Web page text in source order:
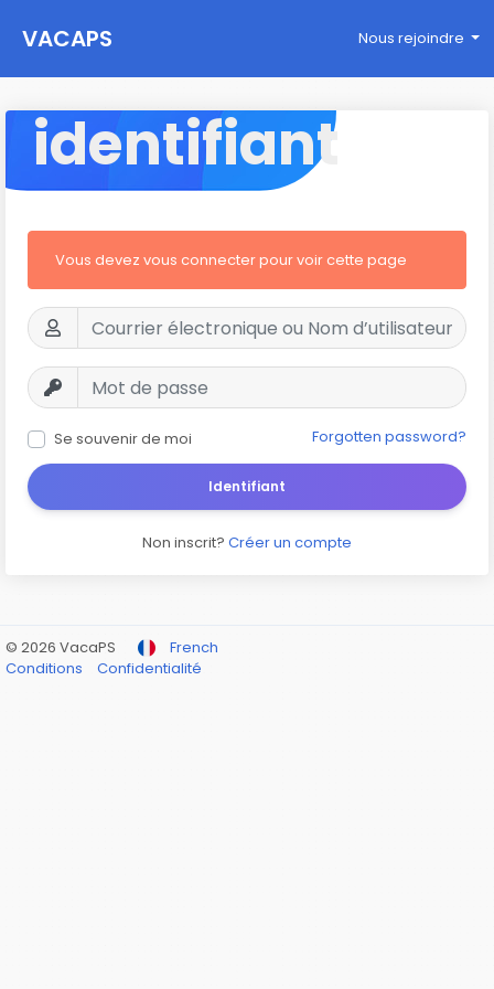
VACAPS Nous rejoindre
identifiant
Vous devez vous connecter pour voir cette page
Se souvenir de moi Forgotten password?
Identifiant
Non inscrit? Créer un compte
© 2026 VacaPS
French
Conditions
Confidentialité